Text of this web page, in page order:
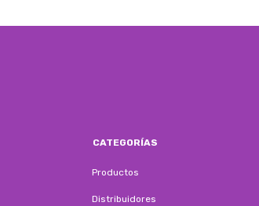
CATEGORÍAS
Productos
Distribuidores